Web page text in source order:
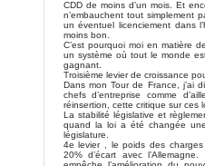
CDD de moins d’un mois. Et
n’embauchent tout simplement
un éventuel licenciement dans
moins bon.
C’est pourquoi moi en matière
un système où tout le monde
gagnant.
Troisième levier de croissance
Dans mon Tour de France, j’ai
chefs d’entreprise comme
réinsertion, cette critique sur ces
La stabilité législative et
quand la loi a été changée
législature.
4e levier , le poids des
20% d’écart avec